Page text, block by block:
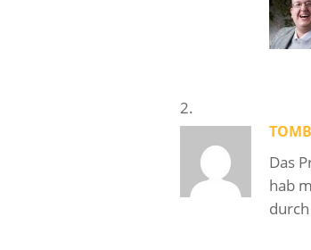
Das
hab